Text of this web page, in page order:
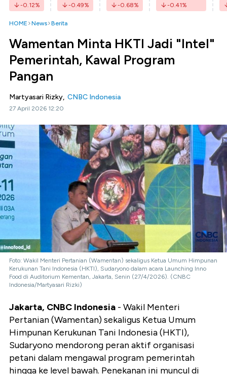
-0.12% -0.49% -0.68% -0.41%
HOME News Berita
Wamentan Minta HKTI Jadi "Intel"
Pemerintah, Kawal Program
Pangan
Martyasari Rizky, CNBC Indonesia
27 April 2026 12:20
Foto: Wakil Menteri Pertanian (Wamentan) sekaligus Ketua Umum Himpunan
Kerukunan Tani Indonesia (HKTI), Sudaryono dalam acara Launching Inno
Food di Auditorium Kementan, Jakarta, Senin (27/4/2026). (CNBC
Indonesia/Martyasari Rizki)
Jakarta, CNBC Indonesia - Wakil Menteri
Pertanian (Wamentan) sekaligus Ketua Umum
Himpunan Kerukunan Tani Indonesia (HKTI),
Sudaryono mendorong peran aktif organisasi
petani dalam mengawal program pemerintah
hingga ke level bawah. Penekanan ini muncul di